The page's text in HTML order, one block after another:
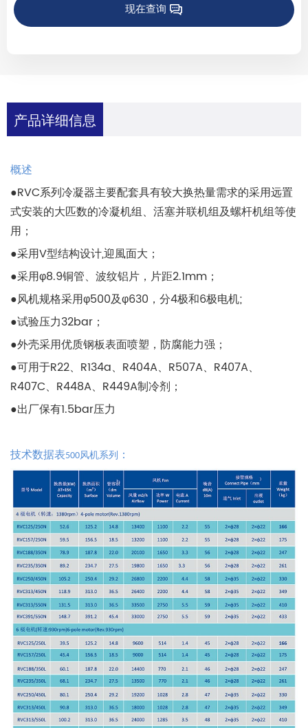
现在查询
产品详细信息
概述
●RVC系列冷凝器主要配套具有较大换热量需求的采用远置
式安装的大匹数的冷凝机组、活塞并联机组及螺杆机组等使
用；
●采用V型结构设计,迎風面大；
●采用φ8.9铜管、波纹铝片，片距2.1mm；
●风机规格采用φ500及φ630，分4极和6极电机;
●试验压力32bar；
●外壳采用优质钢板表面喷塑，防腐能力强；
●可用于R22、R134a、R404A、R507A、R407A、
R407C、R448A、R449A制冷剂；
●出厂保有1.5bar压力
技术数据表500风机系列 ：